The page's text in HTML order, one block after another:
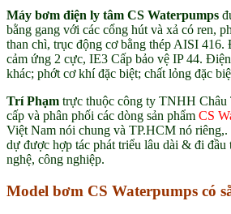
Máy bơm điện ly tâm CS Waterpumps
bằng gang với các cổng hút và xả có ren,
than chì, trục động cơ bằng thép AISI 416.
cảm ứng 2 cực, IE3 Cấp bảo vệ IP 44.
khác; phớt cơ khí đặc biệt; chất lỏng đặc
Trí Phạm trực thuộc công ty TNHH Châu
cấp và phân phối các dòng sản phẩm CS
Việt Nam nói chung và TP.HCM nó
dự được hợp tác phát triểu lâu dài & đi
nghệ, công nghiệp.
Model bơm CS Waterpumps có